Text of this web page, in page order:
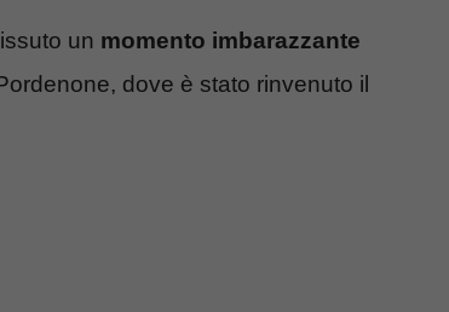
un momento imbarazzante
dove è stato rinvenuto il